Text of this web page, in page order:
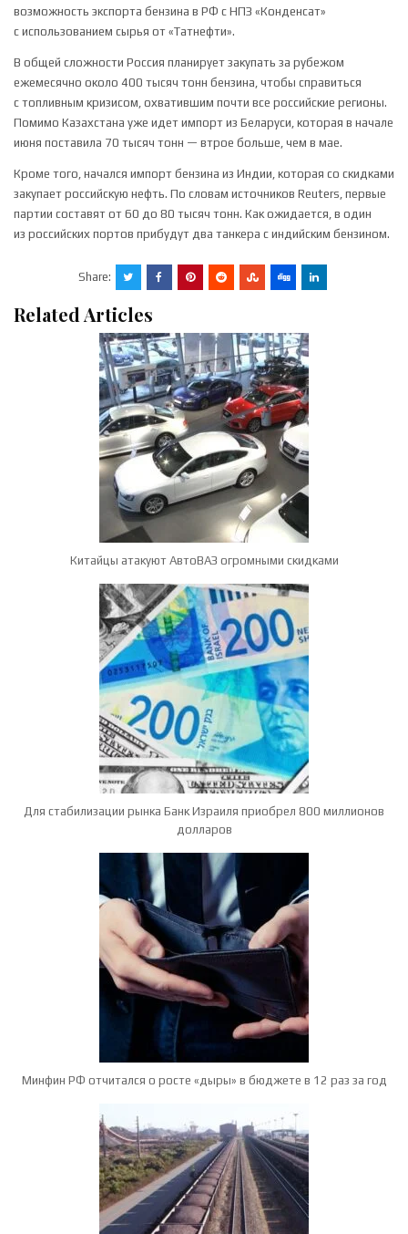
возможность экспорта бензина в РФ с НПЗ «Конденсат»
с использованием сырья от «Татнефти».
В общей сложности Россия планирует закупать за рубежом
ежемесячно около 400 тысяч тонн бензина, чтобы справиться
с топливным кризисом, охватившим почти все российские регионы.
Помимо Казахстана уже идет импорт из Беларуси, которая в начале
июня поставила 70 тысяч тонн — втрое больше, чем в мае.
Кроме того, начался импорт бензина из Индии, которая со скидками
закупает российскую нефть. По словам источников Reuters, первые
партии составят от 60 до 80 тысяч тонн. Как ожидается, в один
из российских портов прибудут два танкера с индийским бензином.
Share:
Related Articles
Китайцы атакуют АвтоВАЗ огромными скидками
Для стабилизации рынка Банк Израиля приобрел 800 миллионов
долларов
Минфин РФ отчитался о росте «дыры» в бюджете в 12 раз за год